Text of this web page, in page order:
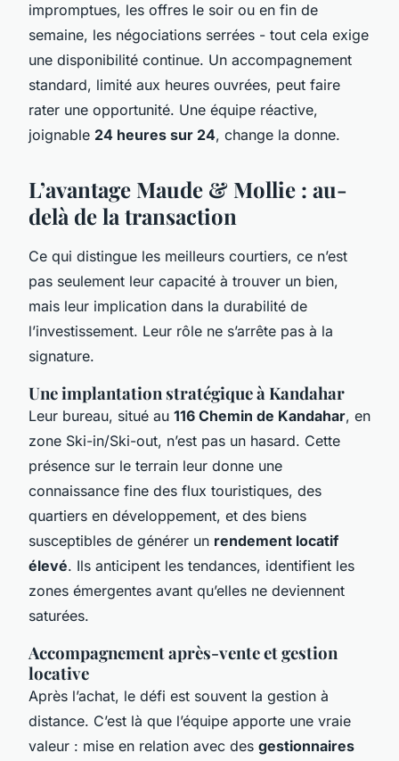
impromptues, les offres le soir ou en fin de
semaine, les négociations serrées - tout cela exige
une disponibilité continue. Un accompagnement
standard, limité aux heures ouvrées, peut faire
rater une opportunité. Une équipe réactive,
joignable 24 heures sur 24, change la donne.
L’avantage Maude & Mollie : au-
delà de la transaction
Ce qui distingue les meilleurs courtiers, ce n’est
pas seulement leur capacité à trouver un bien,
mais leur implication dans la durabilité de
l’investissement. Leur rôle ne s’arrête pas à la
signature.
Une implantation stratégique à Kandahar
Leur bureau, situé au 116 Chemin de Kandahar, en
zone Ski-in/Ski-out, n’est pas un hasard. Cette
présence sur le terrain leur donne une
connaissance fine des flux touristiques, des
quartiers en développement, et des biens
susceptibles de générer un rendement locatif
élevé. Ils anticipent les tendances, identifient les
zones émergentes avant qu’elles ne deviennent
saturées.
Accompagnement après-vente et gestion
locative
Après l’achat, le défi est souvent la gestion à
distance. C’est là que l’équipe apporte une vraie
valeur : mise en relation avec des gestionnaires